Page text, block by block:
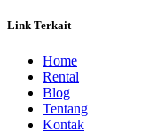
Link Terkait
Home
Rental
Blog
Tentang
Kontak